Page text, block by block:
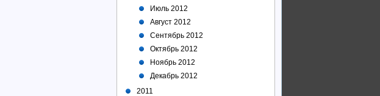
Июль 2012
Август 2012
Сентябрь 2012
Октябрь 2012
Ноябрь 2012
Декабрь 2012
2011